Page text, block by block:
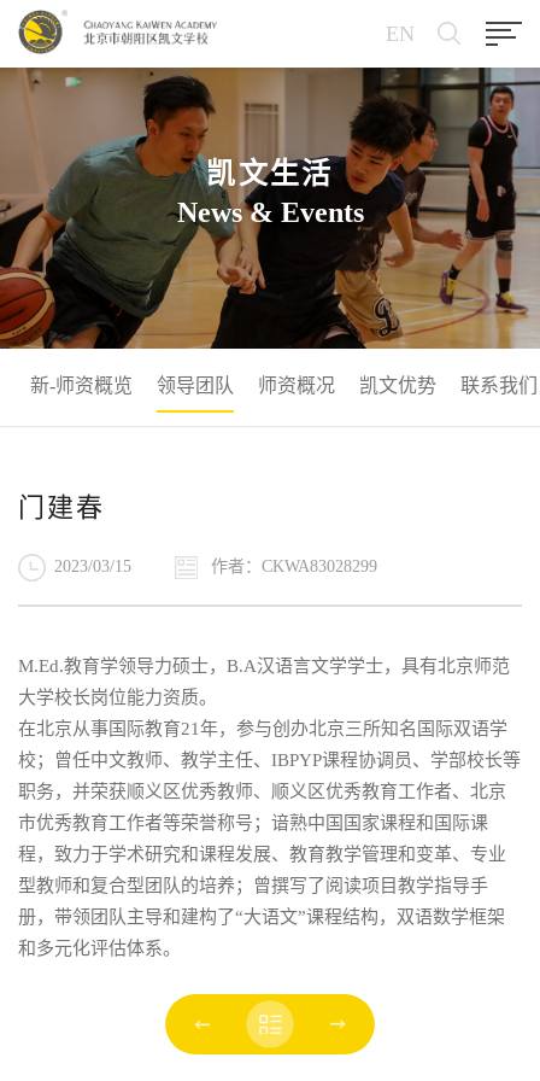
EN
凯文生活
News & Events
新-师资概览 领导团队 师资概况 凯文优势 联系我们
门建春
2023/03/15 作者：CKWA83028299
M.Ed.教育学领导力硕士，B.A汉语言文学学士，具有北京师范
大学校长岗位能力资质。
在北京从事国际教育21年，参与创办北京三所知名国际双语学
校；曾任中文教师、教学主任、IBPYP课程协调员、学部校长等
职务，并荣获顺义区优秀教师、顺义区优秀教育工作者、北京
市优秀教育工作者等荣誉称号；谙熟中国国家课程和国际课
程，致力于学术研究和课程发展、教育教学管理和变革、专业
型教师和复合型团队的培养；曾撰写了阅读项目教学指导手
册，带领团队主导和建构了“大语文”课程结构，双语数学框架
和多元化评估体系。